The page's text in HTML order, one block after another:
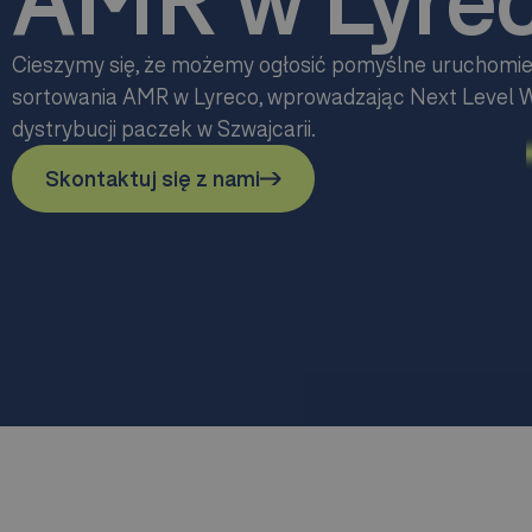
Cieszymy się, że możemy ogłosić pomyślne
sortowania AMR w Lyreco, wprowadzając Next Level
dystrybucji paczek w Szwajcarii.
Skontaktuj się z nami